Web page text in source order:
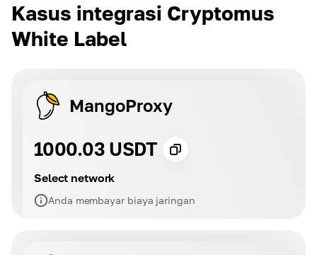
Kasus integrasi Cryptomus
White Label
MangoProxy
1000.03 USDT
Select network
Anda membayar biaya jaringan